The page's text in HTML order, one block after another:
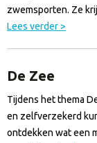
zwemsporten. Ze
Lees verder >
De Zee
Tijdens het thema
en zelfverzekerd
ontdekken wat een